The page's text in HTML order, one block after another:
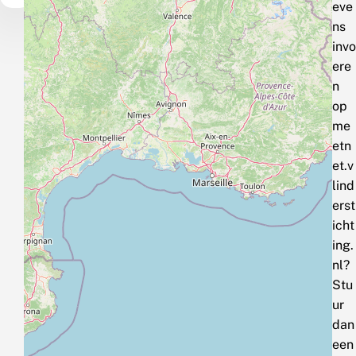
eve
ns
invo
ere
n
op
me
etn
et.v
lind
erst
icht
ing.
nl?
Stu
ur
dan
een